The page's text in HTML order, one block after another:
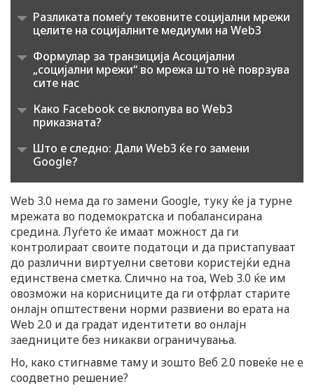
i
c
o
n
Разликата помеѓу тековните социјални мрежи
целите на социјалните медиуми на Web3
Формулар за транзиција Асоцијални
„социјални мрежи“ во мрежа што нè поврзува
сите нас
Како Facebook се вклопува во Web3
приказната?
Што е следно: Дали Web3 ќе го замени
Google?
Web 3.0 нема да го замени Google, туку ќе ја турне
мрежата во подемократска и побалансирана
средина. Луѓето ќе имаат можност да ги
контролираат своите податоци и да пристапуваат
до различни виртуелни светови користејќи една
единствена сметка. Слично на тоа, Web 3.0 ќе им
овозможи на корисниците да ги отфрлат старите
онлајн општествени норми развиени во ерата на
Web 2.0 и да градат идентитети во онлајн
заедниците без никакви ограничувања.
Но, како стигнавме таму и зошто Веб 2.0 повеќе не е
соодветно решение?